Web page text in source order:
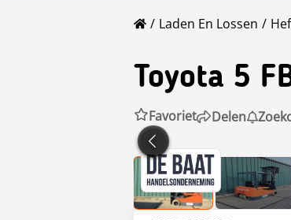
Laden En Lossen
Toyota 5
Favoriet Delen